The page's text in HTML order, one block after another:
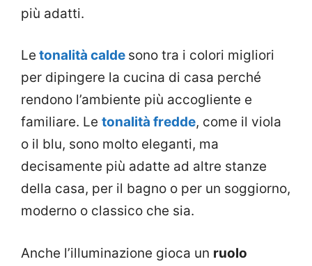
più adatti.
Le tonalità calde sono tra i colori migliori
per dipingere la cucina di casa perché
rendono l’ambiente più accogliente e
familiare. Le tonalità fredde, come il viola
o il blu, sono molto eleganti, ma
decisamente più adatte ad altre stanze
della casa, per il bagno o per un soggiorno,
moderno o classico che sia.
Anche l’illuminazione gioca un ruolo